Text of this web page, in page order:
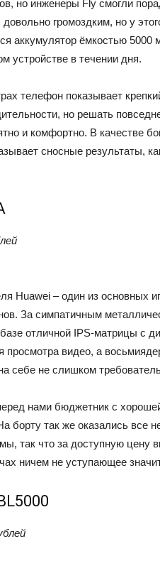
но инженеры Fly смогли
громоздким, но у
аккумулятор ёмкостью
устройстве в течении дня.
телефон показывает
но решать
и комфортно. В качестве
сносные результаты,
Huawei – один из основных
За симпатичным
базе отличной IPS-матрицы с
просмотра видео, а
себе не слишком
нами бюджетник с
борту так же оказались
так что за доступную цену
ничем не уступающее